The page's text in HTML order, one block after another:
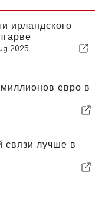
ирландского
2025
евро в
связи лучше в